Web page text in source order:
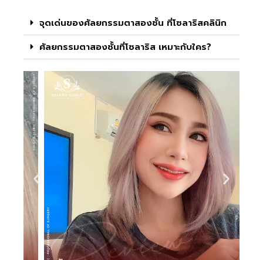
จุดเด่นของศัลยกรรมตาสองชั้น ที่โซลาริสคลินิก
ศัลยกรรมตาสองชั้นที่โซลาริส เหมาะกับใคร?